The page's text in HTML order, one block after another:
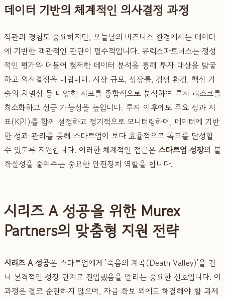
데이터 기반의 체계적인 의사결정 과정
직관과 경험도 중요하지만, 오늘날의 비즈니스 환경에서는 데이터
에 기반한 객관적인 판단이 필수적입니다. 뮤렉스파트너스는 정성
적인 평가와 더불어 철저한 데이터 분석을 통해 투자 대상을 발굴
하고 의사결정을 내립니다. 시장 규모, 성장률, 경쟁 환경, 핵심 기
술의 차별성 등 다양한 지표를 종합적으로 분석하여 투자 리스크를
최소화하고 성공 가능성을 높입니다. 투자 이후에도 주요 성과 지
표(KPI)를 함께 설정하고 정기적으로 모니터링하며, 데이터에 기반
한 성과 관리를 통해 스타트업이 보다 효율적으로 목표를 달성할
수 있도록 지원합니다. 이러한 체계적인 접근은 스타트업 성장의 불
확실성을 줄여주는 중요한 안전장치 역할을 합니다.
시리즈 A 성공을 위한 Murex
Partners의 맞춤형 지원 전략
시리즈 A 성공은 스타트업에게 '죽음의 계곡(Death Valley)'을 건
너 본격적인 성장 단계로 진입했음을 알리는 중요한 신호입니다. 이
과정은 결코 순탄하지 않으며, 자금 확보 외에도 해결해야 할 과제